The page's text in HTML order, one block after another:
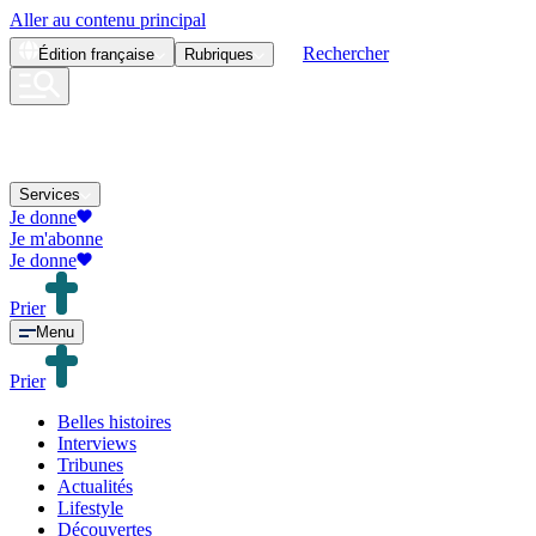
Aller au contenu principal
Édition française Rubriques Rechercher
Services
Je donne
Je m'abonne
Je donne
Prier
Menu
Prier
Belles histoires
Interviews
Tribunes
Actualités
Lifestyle
Découvertes